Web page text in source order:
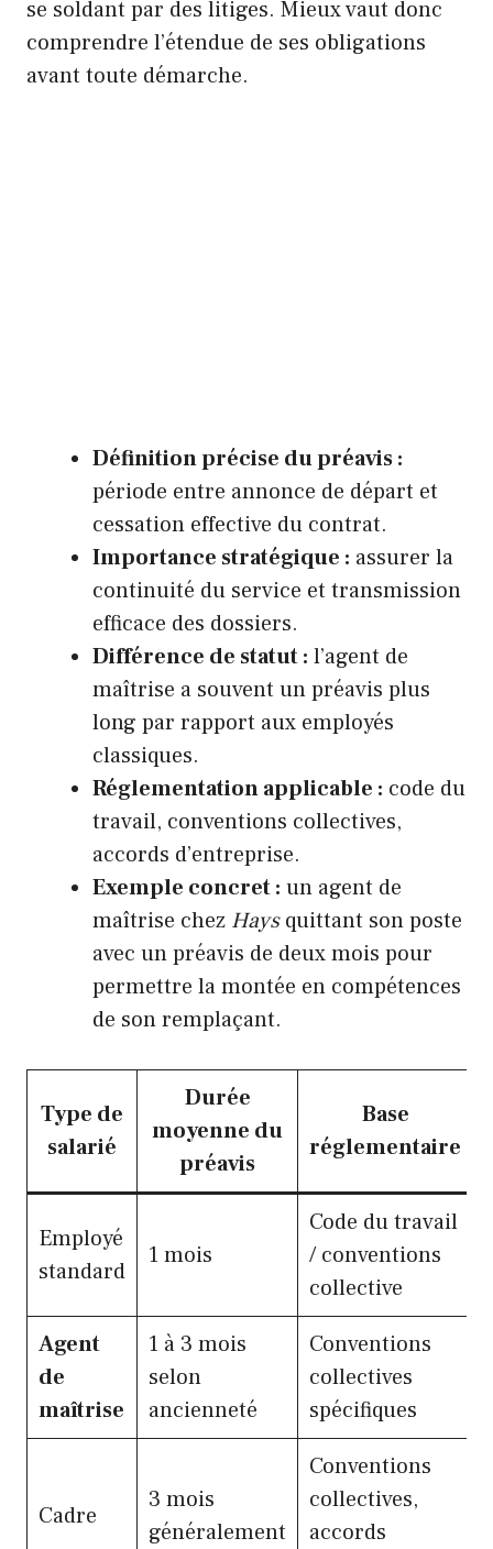
se soldant par des litiges. Mieux vaut donc
comprendre l’étendue de ses obligations
avant toute démarche.
Définition précise du préavis :
période entre annonce de départ et
cessation effective du contrat.
Importance stratégique : assurer la
continuité du service et transmission
efficace des dossiers.
Différence de statut : l’agent de
maîtrise a souvent un préavis plus
long par rapport aux employés
classiques.
Réglementation applicable : code du
travail, conventions collectives,
accords d’entreprise.
Exemple concret : un agent de
maîtrise chez Haysquittant son poste
avec un préavis de deux mois pour
permettre la montée en compétences
de son remplaçant.
Type de
salarié
Durée
moyenne du
préavis
Base
réglementaire
Employé
standard
1 mois
Code du travail
/ conventions
collective
Agent
de
maîtrise
1 à 3 mois
selon
ancienneté
Conventions
collectives
spécifiques
Cadre
3 mois
généralement
Conventions
collectives,
accords